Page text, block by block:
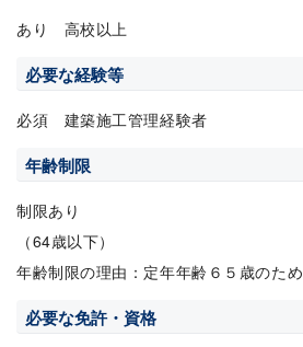
あり 高校以上
必要な経験等
必須 建築施工管理経験者
年齢制限
制限あり
（64歳以下）
年齢制限の理由：定年年齢６５歳のため
必要な免許・資格